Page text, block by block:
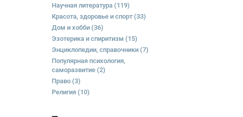
Научная литература (119)
Красота, здоровье и спорт(33)
Дом и хобби (36)
Эзотерика и спиритизм (15)
Энциклопедии, справочники (7)
Популярная психология,
саморазвитие (2)
Право (3)
Религия (10)